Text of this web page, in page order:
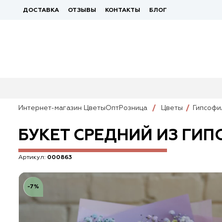
ДОСТАВКА ОТЗЫВЫ КОНТАКТЫ БЛОГ
Интернет-магазин ЦветыОптРозница Цветы
БУКЕТ СРЕДНИЙ ИЗ
Артикул: 000863
-7%